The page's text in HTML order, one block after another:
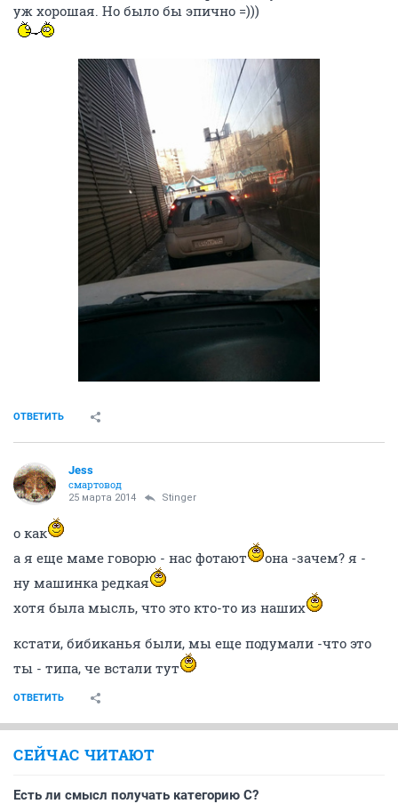
уж хорошая. Но было бы эпично =)))
ОТВЕТИТЬ
Jess
смартовод
25 марта 2014 Stinger
о как
а я еще маме говорю - нас фотают
она -зачем? я -
ну машинка редкая
хотя была мысль, что это кто-то из наших
кстати, бибиканья были, мы еще подумали -что это
ты - типа, че встали тут
ОТВЕТИТЬ
СЕЙЧАС ЧИТАЮТ
Есть ли смысл получать категорию С?